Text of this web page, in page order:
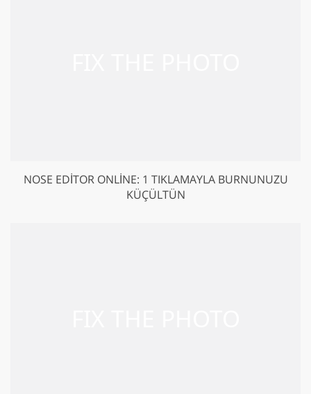
NOSE EDITOR ONLINE: 1 TIKLAMAYLA BURNUNUZU
KÜÇÜLTÜN